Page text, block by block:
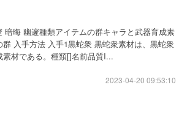
暗晦 幽邃種類アイテムの群キャラと武器育成素
入手方法 入手1黒蛇衆 黒蛇衆素材は、黒蛇衆
材である。種類[]名前品質I...
2023-04-20 09:53:10